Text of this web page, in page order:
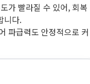
가 빨라질 수 있어, 회복
니다.
파급력도 안정적으로 커